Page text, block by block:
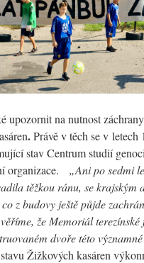
upozornit na nutnost
.Právě v těch se v
stav Centrum studií
organizace. „Ani po sedmi
těžkou ránu, sekrajským
z budovy ještě půjde
že Memoriál
dvoře této
Žižkových kasáren